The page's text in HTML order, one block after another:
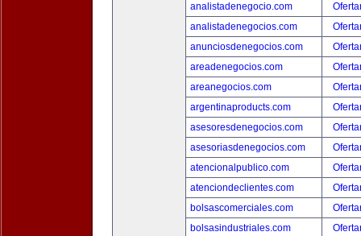
analistadenegocio.com
analistadenegocios.com
anunciosdenegocios.com
areadenegocios.com
areanegocios.com
argentinaproducts.com
asesoresdenegocios.com
asesoriasdenegocios.com
atencionalpublico.com
atenciondeclientes.com
bolsascomerciales.com
bolsasindustriales.com